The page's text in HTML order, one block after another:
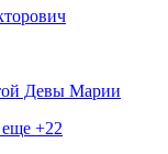
Девы Марии
+22